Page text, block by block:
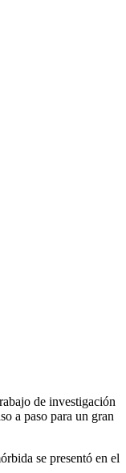
de investigación
a paso para un gran